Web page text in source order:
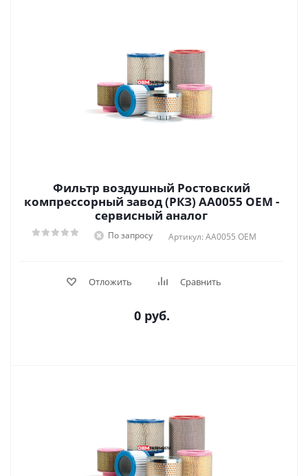
Фильтр воздушный Ростовский
компрессорный завод (РКЗ) AА0055 OEM -
сервисный аналог
По запросу Артикул: AА0055 OEM
Отложить Сравнить
0 руб.